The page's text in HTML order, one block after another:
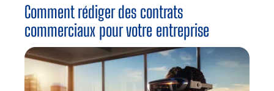
Comment rédiger des contrats
commerciaux pour votre entreprise